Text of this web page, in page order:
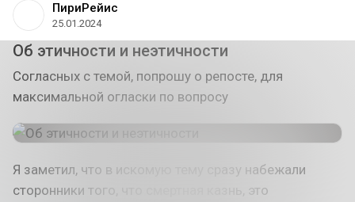
ПириРейис
25.01.2024
Об этичности и неэтичности
Согласных с темой, попрошу о репосте, для
максимальной огласки по вопросу
Я заметил, что в искомую тему сразу набежали
сторонники того, что смертная казнь, это